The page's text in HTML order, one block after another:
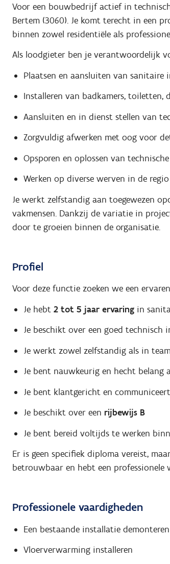
Voor een bouwbedrijf actief in
Bertem (3060). Je komt terecht in een
binnen zowel residentiële als
Als loodgieter ben je verantwoordelijk
Plaatsen en aansluiten van sanitaire
Installeren van badkamers, toiletten,
Aansluiten en in dienst stellen van
Zorgvuldig afwerken met oog voor
Opsporen en oplossen van
Werken op diverse werven in de
Je werkt zelfstandig aan toegewezen
vakmensen. Dankzij de variatie in
door te groeien binnen de organisatie.
Profiel
Voor deze functie zoeken we een
Je hebt 2 tot 5 jaar ervaringin
Je beschikt over een goed technisch
Je werkt zowel zelfstandig als in
Je bent nauwkeurig en hecht belang
Je bent klantgericht en
Je beschikt over een rijbewijs B
Je bent bereid voltijds te werken
Er is geen specifiek diploma vereist,
betrouwbaar en hebt een
Professionele vaardigheden
Een bestaande installatie demonteren
Vloerverwarming installeren